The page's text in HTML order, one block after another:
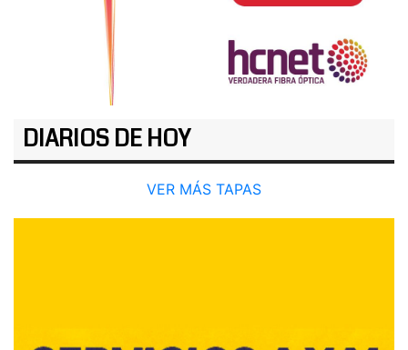
DIARIOS DE HOY
VER MÁS TAPAS